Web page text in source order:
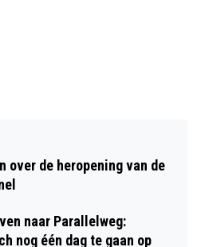
CAN READ IT
FOR SAIL
BIJ
over de heropening van de
naar Parallelweg:
nog één dag te gaan op